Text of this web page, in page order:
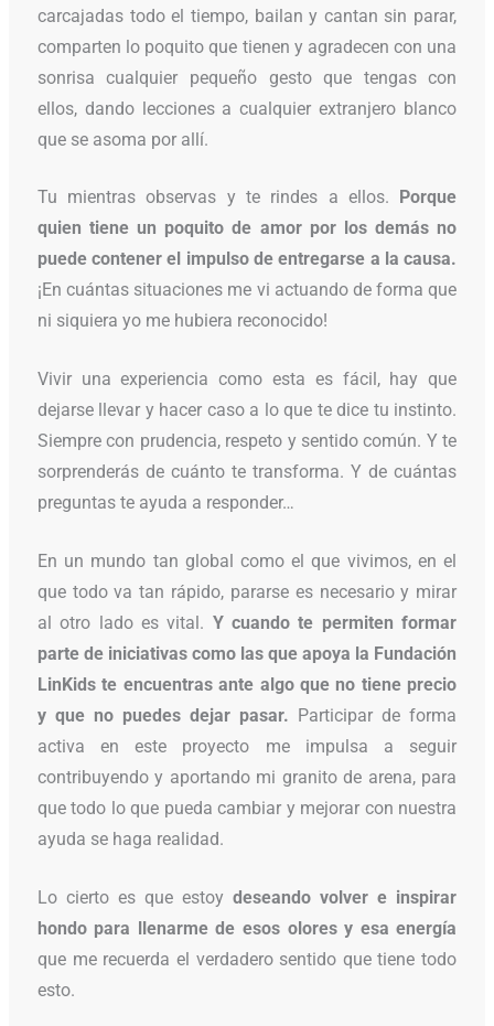
carcajadas todo el tiempo, bailan y cantan sin parar,
comparten lo poquito que tienen y agradecen con una
sonrisa cualquier pequeño gesto que tengas con
ellos, dando lecciones a cualquier extranjero blanco
que se asoma por allí.
Tu mientras observas y te rindes a ellos.
Porque
quien tiene un poquito de amor por los demás no
puede contener el impulso de entregarse a la causa.
¡En cuántas situaciones me vi actuando de forma que
ni siquiera yo me hubiera reconocido!
Vivir una experiencia como esta es fácil, hay que
dejarse llevar y hacer caso a lo que te dice tu instinto.
Siempre con prudencia, respeto y sentido común. Y te
sorprenderás de cuánto te transforma. Y de cuántas
preguntas te ayuda a responder…
En un mundo tan global como el que vivimos, en el
que todo va tan rápido, pararse es necesario y mirar
al otro lado es vital. Y cuando te permiten formar
parte de iniciativas como las que apoya la Fundación
LinKids te encuentras ante algo que no tiene precio
y que no puedes dejar pasar. Participar de forma
activa en este proyecto me impulsa a seguir
contribuyendo y aportando mi granito de arena, para
que todo lo que pueda cambiar y mejorar con nuestra
ayuda se haga realidad.
Lo cierto es que estoydeseando volver e inspirar
hondo para llenarme de esos olores y esa energía
que me recuerda el verdadero sentido que tiene todo
esto.